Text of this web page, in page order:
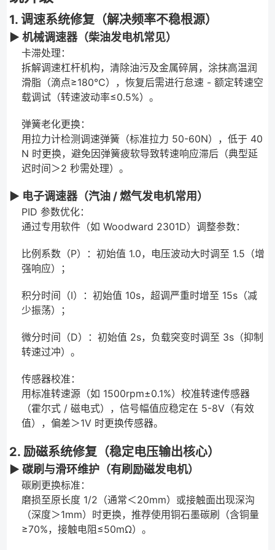
1. 调速系统修复（解决频率不稳根源）
▶ 机械调速器（柴油发电机常见）
卡滞处理：
拆解调速杠杆机构，清除油污及金属碎屑，涂抹高温润
滑脂（滴点≥180℃），恢复后需进行怠速 - 额定转速空
载调试（转速波动率≤0.5%）。
弹簧老化更换：
用拉力计检测调速弹簧（标准拉力 50-60N），低于 40
N 时更换，避免因弹簧疲软导致转速响应滞后（典型延
迟时间＞2 秒需处理）。
▶ 电子调速器（汽油 / 燃气发电机常用）
PID 参数优化：
通过专用软件（如 Woodward 2301D）调整参数：
比例系数（P）：初始值 1.0，电压波动大时调至 1.5（增
强响应）；
积分时间（I）：初始值 10s，超调严重时增至 15s（减
少振荡）；
微分时间（D）：初始值 2s，负载突变时调至 3s（抑制
转速过冲）。
传感器校准：
用标准转速源（如 1500rpm±0.1%）校准转速传感器
（霍尔式 / 磁电式），信号幅值应稳定在 5-8V（有效
值），偏差＞1V 时更换传感器。
2. 励磁系统修复（稳定电压输出核心）
▶ 碳刷与滑环维护（有刷励磁发电机）
碳刷更换标准：
磨损至原长度 1/2（通常＜20mm）或接触面出现深沟
（深度＞1mm）时更换，推荐使用铜石墨碳刷（含铜量
≥70%，接触电阻≤50mΩ）。